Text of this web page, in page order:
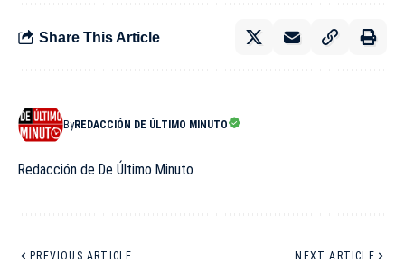
Share This Article
ByREDACCIÓN DE ÚLTIMO MINUTO
Redacción de De Último Minuto
PREVIOUS ARTICLE NEXT ARTICLE